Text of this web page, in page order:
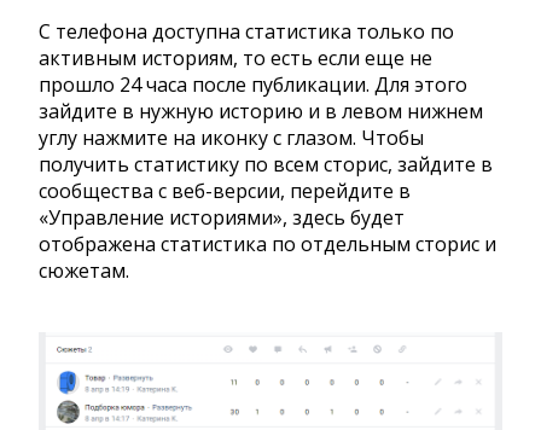
С телефона доступна статистика только по
активным историям, то есть если еще не
прошло 24 часа после публикации. Для этого
зайдите в нужную историю и в левом нижнем
углу нажмите на иконку с глазом. Чтобы
получить статистику по всем сторис, зайдите в
сообщества с веб-версии, перейдите в
«Управление историями», здесь будет
отображена статистика по отдельным сторис и
сюжетам.